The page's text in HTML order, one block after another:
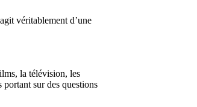
véritablement d’une
la télévision, les
sur des questions